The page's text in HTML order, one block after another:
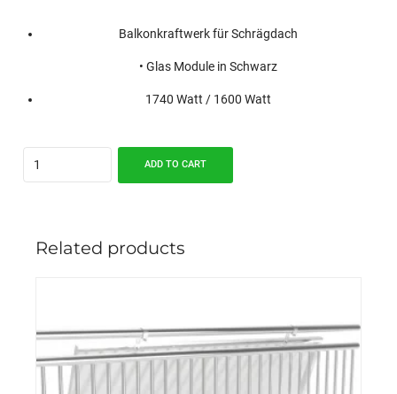
was:
879,00 €.
Balkonkraftwerk für Schrägdach
• Glas Module in Schwarz
1740 Watt / 1600 Watt
ADD TO CART
Related products